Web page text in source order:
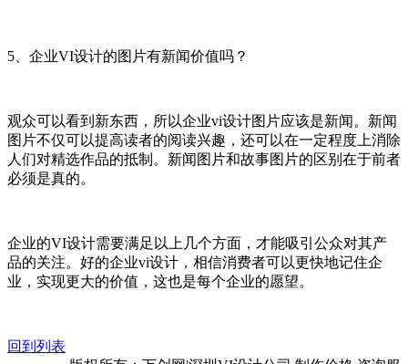
5、企业VI设计的图片有新闻价值吗？
观众可以看到新东西，所以企业vi设计图片应该是新闻。新闻
图片不仅可以提高读者的阅读兴趣，还可以在一定程度上消除
人们对精选作品的抵制。新闻图片和故事图片的区别在于前者
必须是真的。
企业的VI设计需要满足以上几个方面，才能吸引公众对其产
品的关注。好的企业vi设计，相信消费者可以更快地记住企
业，实现更大的价值，这也是每个企业的愿望。
回到列表